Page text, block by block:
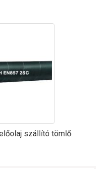
szállító tömlő